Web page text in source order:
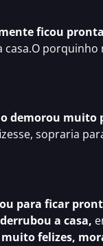
ficou pronta
porquinho
demorou
sopraria
para ficar
a casa,
felizes,